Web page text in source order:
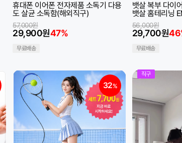
휴대폰 이어폰 전자제품 소독기 다용
도 살균 소독함(해외직구)
29,900원47%
57,000원
무료배송
뱃살 복부 다이어트 마
뱃살 홈테리닝
구)
29,700원
56,000원
무료배송
32%
직구